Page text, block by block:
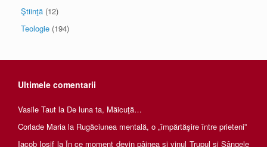
Ştiinţă (12)
Teologie (194)
Ultimele comentarii
Vasile Taut la De luna ta, Măicuţă…
Corlade Maria la Rugăciunea mentală, o „împărtăşire între prieteni”
Iacob Iosif la În ce moment devin pâinea și vinul Trupul și Sângele